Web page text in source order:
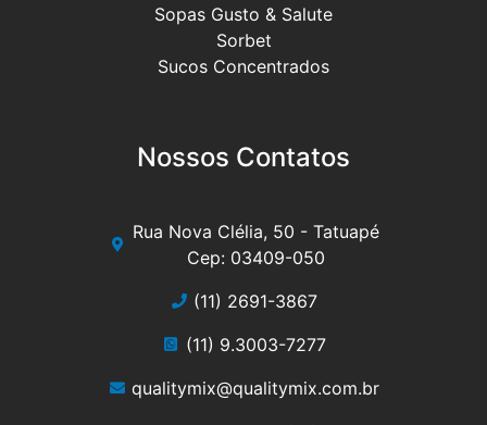
Sopas Gusto & Salute
Sorbet
Sucos Concentrados
Nossos Contatos
Rua Nova Clélia, 50 - Tatuapé
Cep: 03409-050
(11) 2691-3867
(11) 9.3003-7277
qualitymix@qualitymix.com.br